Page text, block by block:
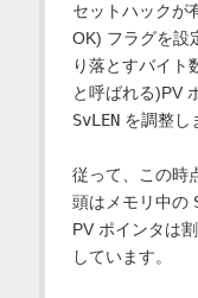
セットハックが
OK) フラグを設
り落とすバイト
と呼ばれる)PV
SvLENを調整し
従って、この時
頭はメモリ中の
PV ポインタは
しています。